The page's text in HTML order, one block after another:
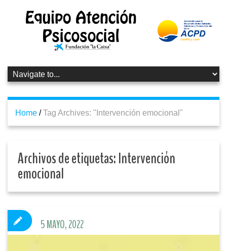
Home / Tag Archives: "Intervención emocional"
Archivos de etiquetas:Intervención
emocional
5 MAYO, 2022